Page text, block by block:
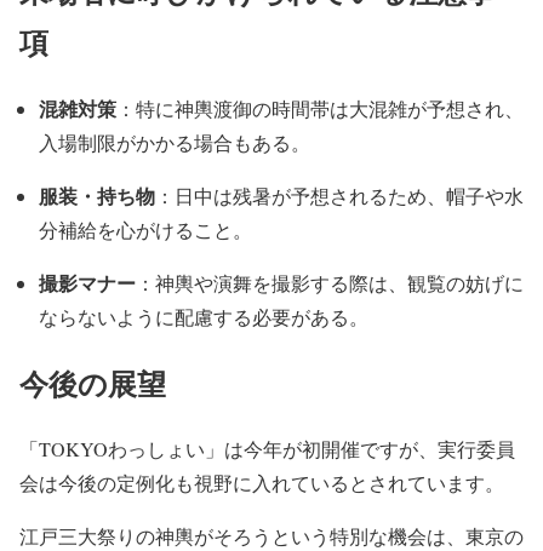
項
混雑対策 ：特に神輿渡御の時間帯は大混雑が予想され、
入場制限がかかる場合もある。
服装・持ち物 ：日中は残暑が予想されるため、帽子や水
分補給を心がけること。
撮影マナー ：神輿や演舞を撮影する際は、観覧の妨げに
ならないように配慮する必要がある。
今後の展望
「TOKYOわっしょい」は今年が初開催ですが、実行委員
会は今後の定例化も視野に入れているとされています。
江戸三大祭りの神輿がそろうという特別な機会は、東京の